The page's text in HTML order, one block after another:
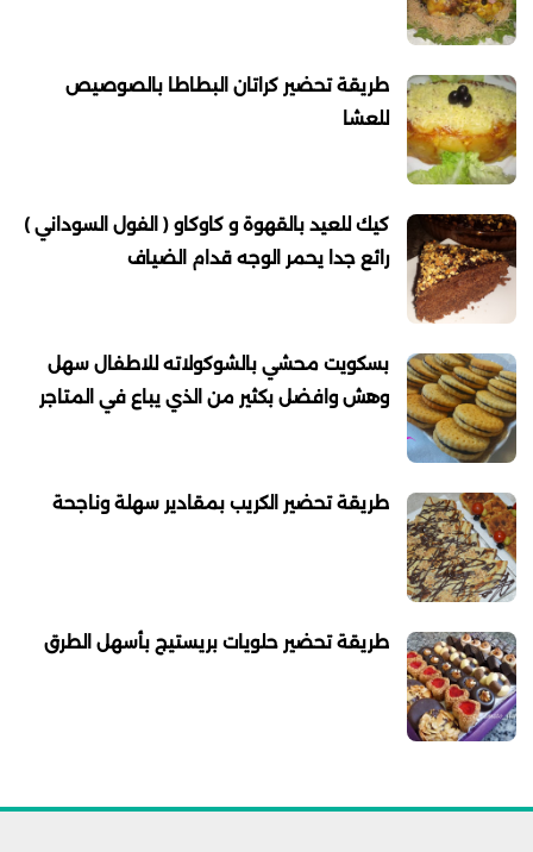
طريقة تحضير كراتان البطاطا بالصوصيص
للعشا
كيك للعيد بالقهوة و كاوكاو ( الفول السوداني )
رائع جدا يحمر الوجه قدام الضياف
بسكويت محشي بالشوكولاته للاطفال سهل
وهش وافضل بكثير من الذي يباع في المتاجر
طريقة تحضير الكريب بمقادير سهلة وناجحة
طريقة تحضير حلويات بريستيج بأسهل الطرق